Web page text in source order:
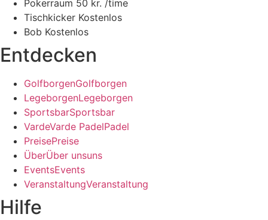
Pokerraum 50 kr. /time
Tischkicker Kostenlos
Bob Kostenlos
Entdecken
GolfborgenGolfborgen
LegeborgenLegeborgen
SportsbarSportsbar
VardeVarde PadelPadel
PreisePreise
ÜberÜber unsuns
EventsEvents
VeranstaltungVeranstaltung
Hilfe